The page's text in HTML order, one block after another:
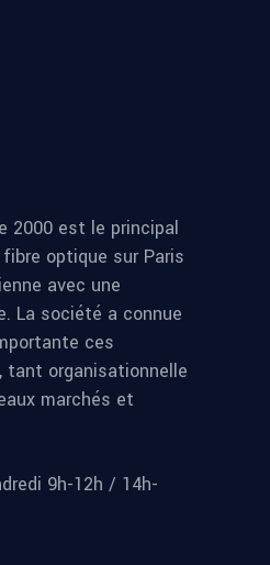
2000 est le principal
optique sur Paris
avec une
La société a connue
ces
tant organisationnelle
marchés et
9h-12h / 14h-